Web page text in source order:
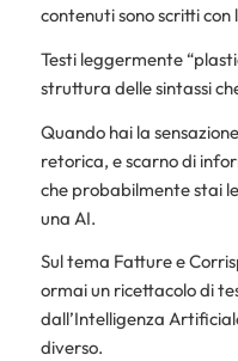
contenuti sono scritti con
Testi leggermente
struttura delle sintassi
Quando hai la
retorica, e scarno di
che probabilmente stai
una AI.
Sul tema Fatture e
ormai un ricettacolo di
dall’Intelligenza
diverso.